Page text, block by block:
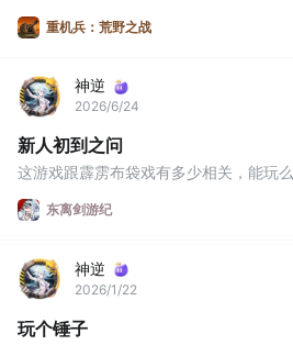
重机兵：荒野之战
神逆
2026/6/24
新人初到之问
这游戏跟霹雳布袋戏有多少相关，能玩么
东离剑游纪
神逆
2026/1/22
玩个锤子